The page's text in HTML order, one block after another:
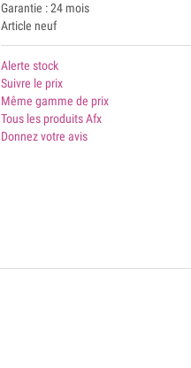
Garantie : 24 mois
Article neuf
Alerte stock
Suivre le prix
Même gamme de prix
Tous les produits Afx
Donnez votre avis